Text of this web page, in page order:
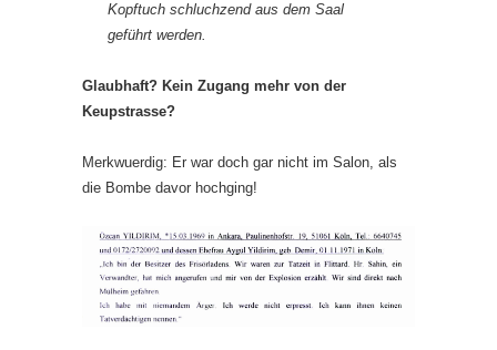
Kopftuch schluchzend aus dem Saal
geführt werden.
Glaubhaft? Kein Zugang mehr von der
Keupstrasse?
Merkwuerdig: Er war doch gar nicht im Salon, als
die Bombe davor hochging!